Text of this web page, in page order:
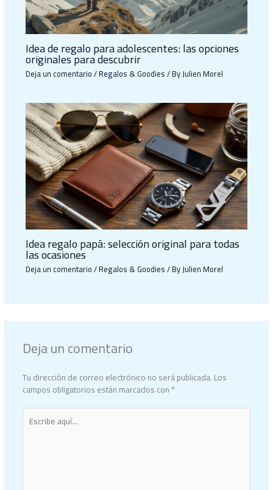
Idea de regalo para adolescentes: las opciones
originales para descubrir
Deja un comentario/Regalos & Goodies/ ByJulien Morel
Idea regalo papá: selección original para todas
las ocasiones
Deja un comentario/Regalos & Goodies/ ByJulien Morel
Deja un comentario
Tu dirección de correo electrónico no será publicada.Los
campos obligatorios están marcados con*
Escribe
aquí...